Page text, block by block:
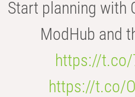
Start planning with
ModHub and
https://t.co/
https://t.co/